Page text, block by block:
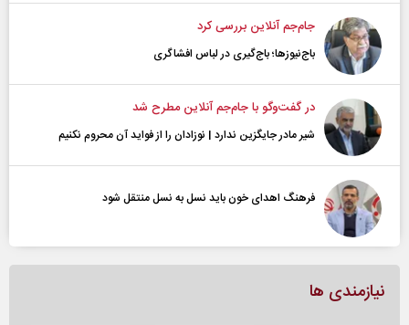
جام‌جم آنلاین بررسی کرد
باج‌نیوزها؛ باج‌گیری در لباس افشاگری
در گفت‌و‌گو با جام‌جم آنلاین مطرح شد
شیر مادر جایگزین ندارد | نوزادان را از فواید آن محروم نکنیم
فرهنگ اهدای خون باید نسل به نسل منتقل شود
نیازمندی ها